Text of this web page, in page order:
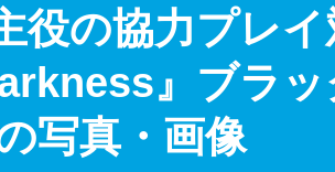
の協力プレイ
』ブラッ
写真・画像